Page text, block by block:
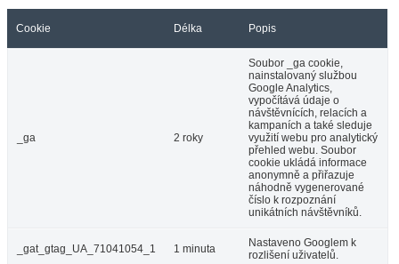
Cookie Délka Popis
_ga 2 roky
Soubor _ga cookie,
nainstalovaný službou
Google Analytics,
vypočítává údaje o
návštěvnících, relacích a
kampaních a také sleduje
využití webu pro analytický
přehled webu. Soubor
cookie ukládá informace
anonymně a přiřazuje
náhodně vygenerované
číslo k rozpoznání
unikátních návštěvníků.
_gat_gtag_UA_71041054_1 1 minuta
Nastaveno Googlem k
rozlišení uživatelů.